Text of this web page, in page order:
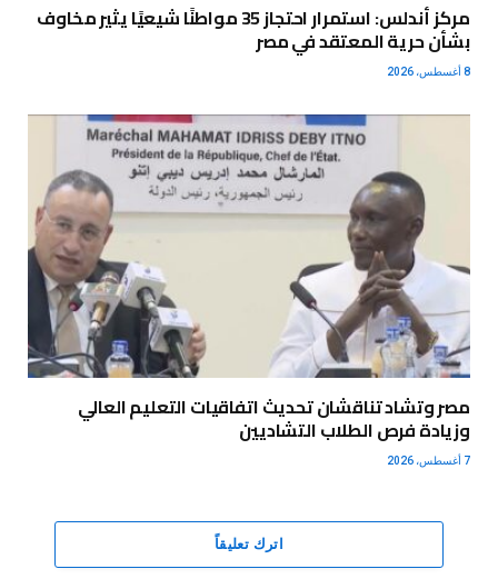
مركز أندلس: استمرار احتجاز 35 مواطنًا شيعيًا يثير مخاوف
بشأن حرية المعتقد في مصر
8 أغسطس، 2026
مصر وتشاد تناقشان تحديث اتفاقيات التعليم العالي
وزيادة فرص الطلاب التشاديين
7 أغسطس، 2026
اترك تعليقاً